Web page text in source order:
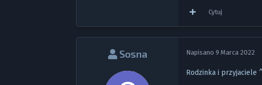
Cytuj
Sosna Napisano 9 Marca 2022
Rodzinka i przyjaciele